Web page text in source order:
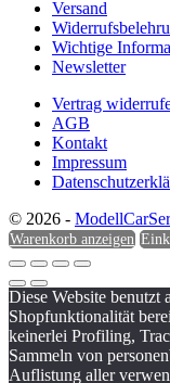
Versand
Wichtige
Newsletter
Vertrag
AGB
Kontakt
Impressum
© 2026 -
Warenkorb anzeigen
Diese Website benutzt
Shopfunktionalität
keinerlei Profiling,
Sammeln von
Auflistung aller